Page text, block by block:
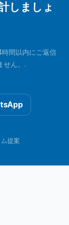
しましょ
間以内にご返信
せん。.
提案